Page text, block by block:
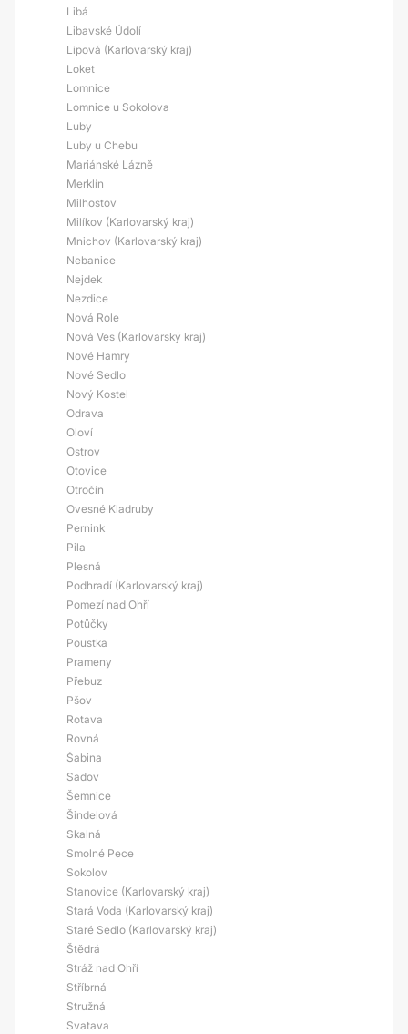
Libá
Libavské Údolí
Lipová (Karlovarský kraj)
Loket
Lomnice
Lomnice u Sokolova
Luby
Luby u Chebu
Mariánské Lázně
Merklín
Milhostov
Milíkov (Karlovarský kraj)
Mnichov (Karlovarský kraj)
Nebanice
Nejdek
Nezdice
Nová Role
Nová Ves (Karlovarský kraj)
Nové Hamry
Nové Sedlo
Nový Kostel
Odrava
Oloví
Ostrov
Otovice
Otročín
Ovesné Kladruby
Pernink
Pila
Plesná
Podhradí (Karlovarský kraj)
Pomezí nad Ohří
Potůčky
Poustka
Prameny
Přebuz
Pšov
Rotava
Rovná
Šabina
Sadov
Šemnice
Šindelová
Skalná
Smolné Pece
Sokolov
Stanovice (Karlovarský kraj)
Stará Voda (Karlovarský kraj)
Staré Sedlo (Karlovarský kraj)
Štědrá
Stráž nad Ohří
Stříbrná
Stružná
Svatava